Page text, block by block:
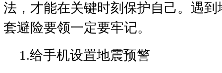
法，才能在关键时刻保护自己。遇
套避险要领一定要牢记。
1.给手机设置地震预警